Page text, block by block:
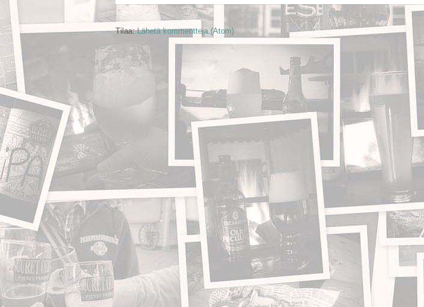
Tilaa:Lähetä kommentteja (Atom)